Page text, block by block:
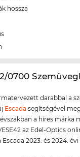
hossza
0700
darabbal a
Escada segítségével
a híres márka
az Edel-Optics
2023. és 2024.